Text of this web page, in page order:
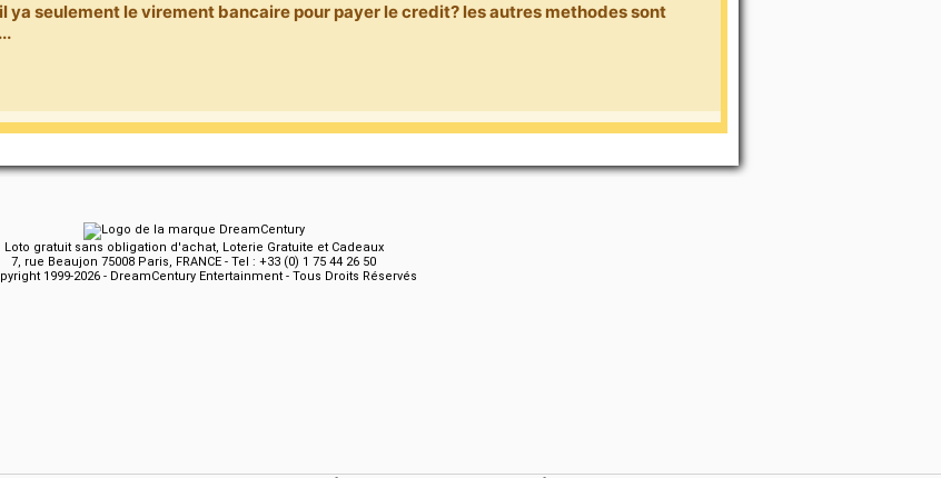
ya seulement le virement bancaire pour payer le credit? les autres methodes sont
Loto gratuit sans obligation d'achat, Loterie Gratuite et Cadeaux
7, rue Beaujon 75008 Paris, FRANCE - Tel : +33 (0) 1 75 44 26 50
1999-2026 - DreamCentury Entertainment - Tous Droits Réservés